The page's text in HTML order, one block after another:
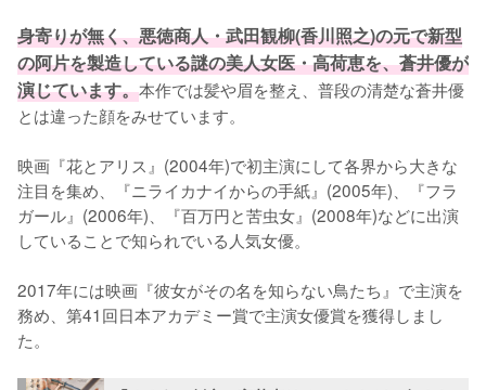
身寄りが無く、悪徳商人・武田観柳(香川照之)の元で新型
の阿片を製造している謎の美人女医・高荷恵を、蒼井優が
演じています。本作では髪や眉を整え、普段の清楚な蒼井優
とは違った顔をみせています。
映画『花とアリス』(2004年)で初主演にして各界から大きな
注目を集め、『ニライカナイからの手紙』(2005年)、『フラ
ガール』(2006年)、『百万円と苦虫女』(2008年)などに出演
していることで知られでいる人気女優。
2017年には映画『彼女がその名を知らない鳥たち』で主演を
務め、第41回日本アカデミー賞で主演女優賞を獲得しまし
た。